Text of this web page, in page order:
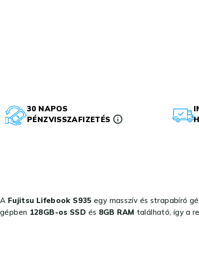
30 NAPOS
PÉNZVISSZAFIZETÉS
A Fujitsu Lifebook S935 egy masszív és strapabíró
gépben 128GB-os SSD és 8GB RAM található, így a